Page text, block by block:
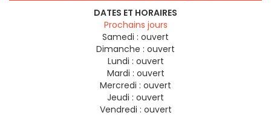
DATES ET HORAIRES
Prochains jours
Samedi : ouvert
Dimanche : ouvert
Lundi : ouvert
Mardi : ouvert
Mercredi : ouvert
Jeudi : ouvert
Vendredi : ouvert